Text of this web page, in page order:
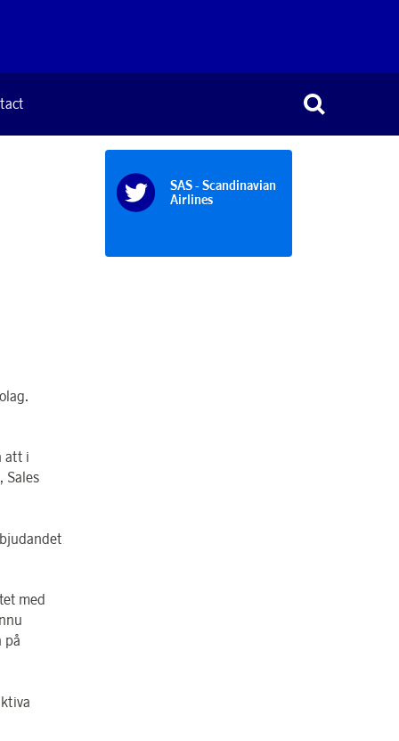
att i
Sales
med
på
SAS - Scandinavian
Airlines